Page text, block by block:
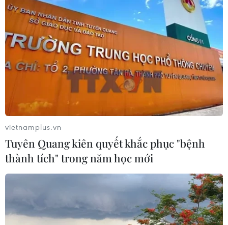
Salah cán mốc lịch sử trong ngày
Liverpool hòa đội bóng tân binh
26/09/2021 02:52
Mohamed Salah tiếp tục lập công để cán mốc 100 bàn
cho Liverpool ở Premier League, nhưng tiếc rằng đội
bóng của anh không giành trọn 3 điểm trước tân binh
Brentford.
vietnamplus.vn
Tuyên Quang kiên quyết khắc phục "bệnh
thành tích" trong năm học mới